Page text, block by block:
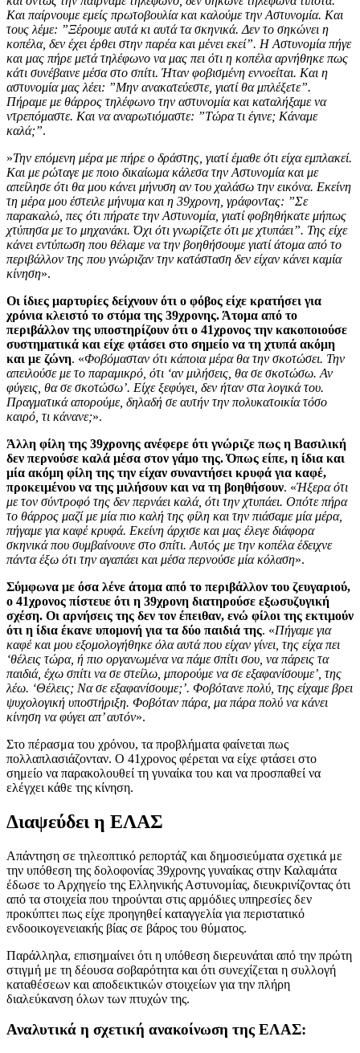
Και παίρνουμε εμείς πρωτοβουλία και καλούμε την Αστυνομία. Και
τους λέμε: ”Ξέρουμε αυτά κι αυτά τα σκηνικά. Δεν το σηκώνει η
κοπέλα, δεν έχει έρθει στην παρέα και μένει εκεί”. Η Αστυνομία πήγε
και μας πήρε μετά τηλέφωνο να μας πει ότι η κοπέλα αρνήθηκε πως
κάτι συνέβαινε μέσα στο σπίτι. Ήταν φοβισμένη εννοείται. Και η
αστυνομία μας λέει: ”Μην ανακατεύεστε, γιατί θα μπλέξετε”.
Πήραμε με θάρρος τηλέφωνο την αστυνομία και καταλήξαμε να
ντρεπόμαστε. Και να αναρωτιόμαστε: ”Τώρα τι έγινε; Κάναμε
καλά;”.
»Την επόμενη μέρα με πήρε ο δράστης, γιατί έμαθε ότι είχα εμπλακεί.
Και με ρώταγε με ποιο δικαίωμα κάλεσα την Αστυνομία και με
απείλησε ότι θα μου κάνει μήνυση αν του χαλάσω την εικόνα. Εκείνη
τη μέρα μου έστειλε μήνυμα και η 39χρονη, γράφοντας: ”Σε
παρακαλώ, πες ότι πήρατε την Αστυνομία, γιατί φοβηθήκατε μήπως
χτύπησα με το μηχανάκι. Όχι ότι γνωρίζετε ότι με χτυπάει”. Της είχε
κάνει εντύπωση που θέλαμε να την βοηθήσουμε γιατί άτομα από το
περιβάλλον της που γνώριζαν την κατάσταση δεν είχαν κάνει καμία
κίνηση».
Οι ίδιες μαρτυρίες δείχνουν ότι ο φόβος είχε κρατήσει για
χρόνια κλειστό το στόμα της 39χρονης. Άτομα από το
περιβάλλον της υποστηρίζουν ότι ο 41χρονος την κακοποιούσε
συστηματικά και είχε φτάσει στο σημείο να τη χτυπά ακόμη
και με ζώνη. «Φοβόμασταν ότι κάποια μέρα θα την σκοτώσει. Την
απειλούσε με το παραμικρό, ότι ‘αν μιλήσεις, θα σε σκοτώσω. Αν
φύγεις, θα σε σκοτώσω’. Είχε ξεφύγει, δεν ήταν στα λογικά του.
Πραγματικά απορούμε, δηλαδή σε αυτήν την πολυκατοικία τόσο
καιρό, τι κάνανε;».
Άλλη φίλη της 39χρονης ανέφερε ότι γνώριζε πως η Βασιλική
δεν περνούσε καλά μέσα στον γάμο της. Όπως είπε, η ίδια και
μία ακόμη φίλη της την είχαν συναντήσει κρυφά για καφέ,
προκειμένου να της μιλήσουν και να τη βοηθήσουν. «Ήξερα ότι
με τον σύντροφό της δεν περνάει καλά, ότι την χτυπάει. Οπότε πήρα
το θάρρος μαζί με μία πιο καλή της φίλη και την πιάσαμε μία μέρα,
πήγαμε για καφέ κρυφά. Εκείνη άρχισε και μας έλεγε διάφορα
σκηνικά που συμβαίνουνε στο σπίτι. Αυτός με την κοπέλα έδειχνε
πάντα έξω ότι την αγαπάει και μέσα περνούσε μία κόλαση».
Σύμφωνα με όσα λένε άτομα από το περιβάλλον του ζευγαριού,
ο 41χρονος πίστευε ότι η 39χρονη διατηρούσε εξωσυζυγική
σχέση. Οι αρνήσεις της δεν τον έπειθαν, ενώ φίλοι της εκτιμούν
ότι η ίδια έκανε υπομονή για τα δύο παιδιά της. «Πήγαμε για
καφέ και μου εξομολογήθηκε όλα αυτά που είχαν γίνει, της είχα πει
‘θέλεις τώρα, ή πιο οργανωμένα να πάμε σπίτι σου, να πάρεις τα
παιδιά, έχω σπίτι να σε στείλω, μπορούμε να σε εξαφανίσουμε’, της
λέω. ‘Θέλεις; Να σε εξαφανίσουμε;’. Φοβότανε πολύ, της είχαμε βρει
ψυχολογική υποστήριξη. Φοβόταν πάρα, μα πάρα πολύ να κάνει
κίνηση να φύγει απ’ αυτόν».
Στο πέρασμα του χρόνου, τα προβλήματα φαίνεται πως
πολλαπλασιάζονταν. Ο 41χρονος φέρεται να είχε φτάσει στο
σημείο να παρακολουθεί τη γυναίκα του και να προσπαθεί να
ελέγχει κάθε της κίνηση.
Διαψεύδει η ΕΛΑΣ
Απάντηση σε τηλεοπτικό ρεπορτάζ και δημοσιεύματα σχετικά με
την υπόθεση της δολοφονίας 39χρονης γυναίκας στην Καλαμάτα
έδωσε το Αρχηγείο της Ελληνικής Αστυνομίας, διευκρινίζοντας ότι
από τα στοιχεία που τηρούνται στις αρμόδιες υπηρεσίες δεν
προκύπτει πως είχε προηγηθεί καταγγελία για περιστατικό
ενδοοικογενειακής βίας σε βάρος του θύματος.
Παράλληλα, επισημαίνει ότι η υπόθεση διερευνάται από την πρώτη
στιγμή με τη δέουσα σοβαρότητα και ότι συνεχίζεται η συλλογή
καταθέσεων και αποδεικτικών στοιχείων για την πλήρη
διαλεύκανση όλων των πτυχών της.
Αναλυτικά η σχετική ανακοίνωση της ΕΛΑΣ: